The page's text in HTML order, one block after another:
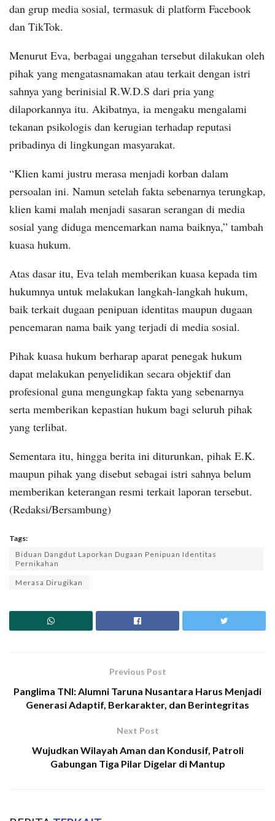
dan grup media sosial, termasuk di platform Facebook
dan TikTok.
Menurut Eva, berbagai unggahan tersebut dilakukan oleh
pihak yang mengatasnamakan atau terkait dengan istri
sahnya yang berinisial R.W.D.S dari pria yang
dilaporkannya itu. Akibatnya, ia mengaku mengalami
tekanan psikologis dan kerugian terhadap reputasi
pribadinya di lingkungan masyarakat.
“Klien kami justru merasa menjadi korban dalam
persoalan ini. Namun setelah fakta sebenarnya terungkap,
klien kami malah menjadi sasaran serangan di media
sosial yang diduga mencemarkan nama baiknya,” tambah
kuasa hukum.
Atas dasar itu, Eva telah memberikan kuasa kepada tim
hukumnya untuk melakukan langkah-langkah hukum,
baik terkait dugaan penipuan identitas maupun dugaan
pencemaran nama baik yang terjadi di media sosial.
Pihak kuasa hukum berharap aparat penegak hukum
dapat melakukan penyelidikan secara objektif dan
profesional guna mengungkap fakta yang sebenarnya
serta memberikan kepastian hukum bagi seluruh pihak
yang terlibat.
Sementara itu, hingga berita ini diturunkan, pihak E.K.
maupun pihak yang disebut sebagai istri sahnya belum
memberikan keterangan resmi terkait laporan tersebut.
(Redaksi/Bersambung)
Tags:
Biduan Dangdut Laporkan Dugaan Penipuan Identitas
Pernikahan
Merasa Dirugikan
Previous Post
Panglima TNI: Alumni Taruna Nusantara Harus Menjadi
Generasi Adaptif, Berkarakter, dan Berintegritas
Next Post
Wujudkan Wilayah Aman dan Kondusif, Patroli
Gabungan Tiga Pilar Digelar di Mantup